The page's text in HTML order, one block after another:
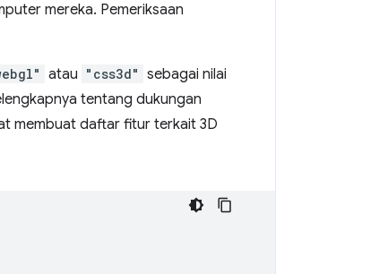
mereka. Pemeriksaan
atau "css3d" sebagai nilai
tentang dukungan
membuat daftar fitur terkait 3D